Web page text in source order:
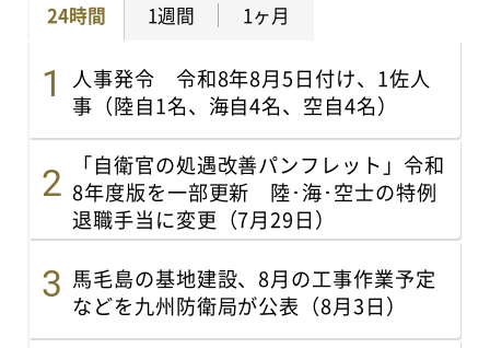
24時間 1週間 1ヶ月
人事発令 令和8年8月5日付け、1佐人
事（陸自1名、海自4名、空自4名）
「自衛官の処遇改善パンフレット」令和
8年度版を一部更新 陸･海･空士の特例
退職手当に変更（7月29日）
馬毛島の基地建設、8月の工事作業予定
などを九州防衛局が公表（8月3日）